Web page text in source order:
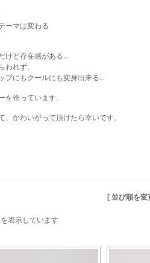
ーマは変わる
けど存在感がある…
れず、
プにもクールにも変身出来る…
作っています。
かわいがって頂けたら幸いです。
[ 並び順を変
表示しています